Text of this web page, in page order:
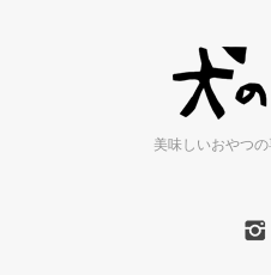
美味しいおやつ